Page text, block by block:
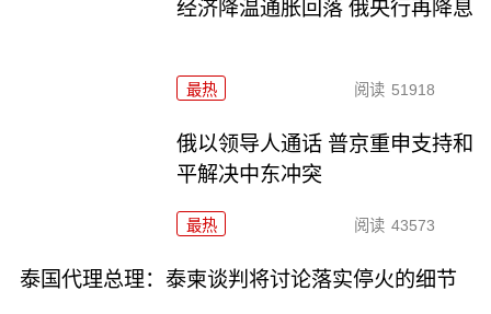
经济降温通胀回落 俄央行再降息
最热 阅读 51918
俄以领导人通话 普京重申支持和
平解决中东冲突
最热 阅读 43573
泰国代理总理：泰柬谈判将讨论落实停火的细节